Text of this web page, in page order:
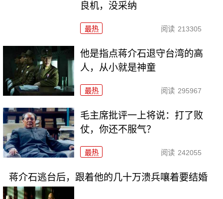
良机，没采纳
最热 阅读 213305
他是指点蒋介石退守台湾的高
人，从小就是神童
最热 阅读 295967
毛主席批评一上将说：打了败
仗，你还不服气？
最热 阅读 242055
蒋介石逃台后，跟着他的几十万溃兵嚷着要结婚